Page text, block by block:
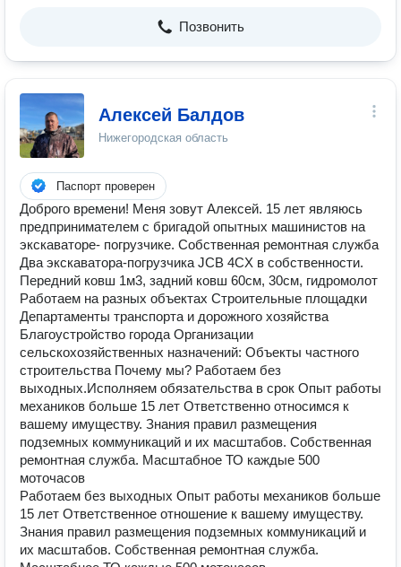
Позвонить
Алексей Балдов
Нижегородская область
Паспорт проверен
Доброго времени! Меня зовут Алексей. 15 лет являюсь
предпринимателем с бригадой опытных машинистов на
экскаваторе- погрузчике. Собственная ремонтная служба
Два экскаватора-погрузчика JCB 4CX в собственности.
Передний ковш 1м3, задний ковш 60см, 30см, гидромолот
Работаем на разных объектах Строительные площадки
Департаменты транспорта и дорожного хозяйства
Благоустройство города Организации
сельскохозяйственных назначений: Объекты частного
строительства Почему мы? Работаем без
выходных.Исполняем обязательства в срок Опыт работы
механиков больше 15 лет Ответственно относимся к
вашему имуществу. Знания правил размещения
подземных коммуникаций и их масштабов. Собственная
ремонтная служба. Масштабное ТО каждые 500
моточасов
Работаем без выходных Опыт работы механиков больше
15 лет Ответственное отношение к вашему имуществу.
Знания правил размещения подземных коммуникаций и
их масштабов. Собственная ремонтная служба.